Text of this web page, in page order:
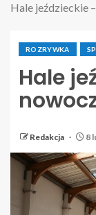
Hale jeździeckie
ROZRYWKA
Hale
Redakcja 8